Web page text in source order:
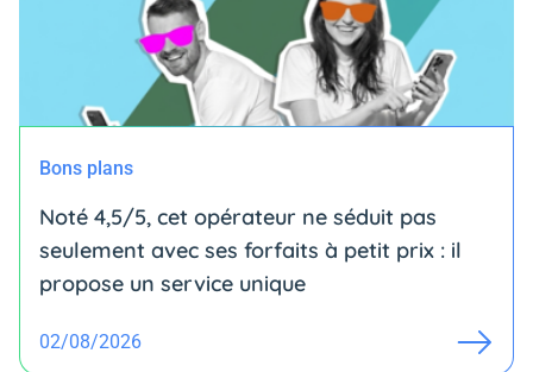
Bons plans
Noté 4,5/5, cet opérateur ne séduit pas
seulement avec ses forfaits à petit prix : il
propose un service unique
02/08/2026